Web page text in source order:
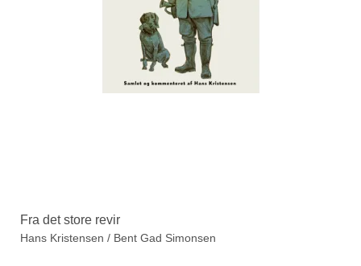
Fra det store revir
Hans Kristensen / Bent Gad Simonsen